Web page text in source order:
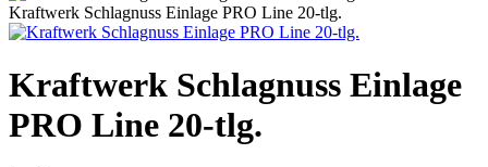
Kraftwerk Schlagnuss Einlage PRO Line 20-tlg.
Kraftwerk Schlagnuss Einlage
PRO Line 20-tlg.